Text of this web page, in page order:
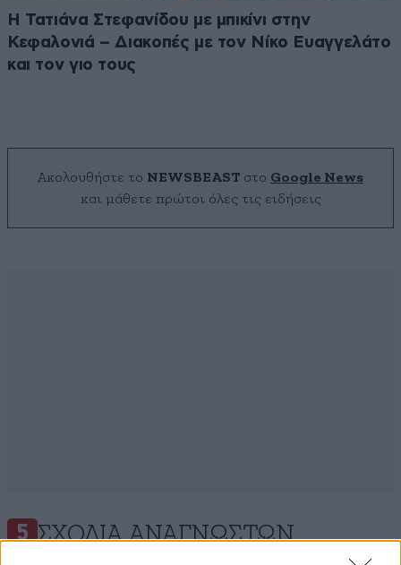
Η Τατιάνα Στεφανίδου με μπικίνι στην
Κεφαλονιά – Διακοπές με τον Νίκο Ευαγγελάτο
και τον γιο τους
Ακολουθήστε το NEWSBEAST στο Google News
και μάθετε πρώτοι όλες τις ειδήσεις
5 ΣΧΌΛΙΑ ΑΝΑΓΝΩΣΤΏΝ